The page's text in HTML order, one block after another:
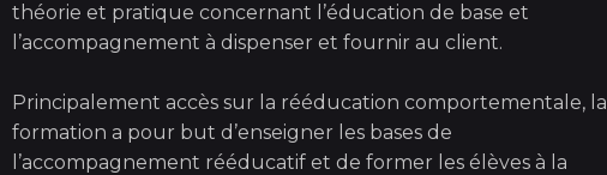
théorie et pratique concernant l’éducation de base et
l’accompagnement à dispenser et fournir au client.
Principalement accès sur la rééducation comportementale, la
formation a pour but d’enseigner les bases de
l’accompagnement rééducatif et de former les élèves à la